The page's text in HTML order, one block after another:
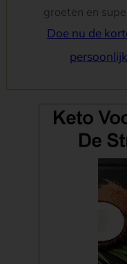
groeten en
Doe nu de